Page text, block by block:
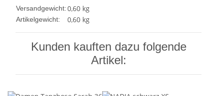
Versandgewicht:0,60 kg
Artikelgewicht: 0,60 kg
Kunden kauften dazu folgende
Artikel: